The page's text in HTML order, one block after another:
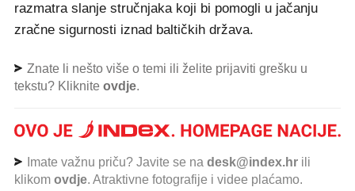
razmatra slanje stručnjaka koji bi pomogli u jačanju
zračne sigurnosti iznad baltičkih država.
Znate li nešto više o temi ili želite prijaviti grešku u
tekstu? Kliknite ovdje.
Imate važnu priču? Javite se na desk@index.hr ili
klikom ovdje. Atraktivne fotografije i videe plaćamo.